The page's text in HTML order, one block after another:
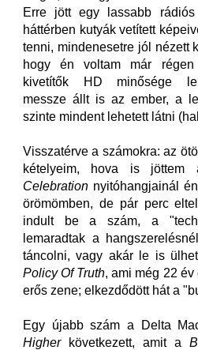
Erre jött egy lassabb
háttérben kutyák vetített
tenni, mindenesetre jól nézett
hogy én voltam már
kivetítők HD minősége
messze állt is az ember, a
szinte mindent lehetett látni
Visszatérve a számokra: az
kételyeim, hova is jöttem
Celebration nyitóhangjainál
örömömben, de pár perc
indult be a szám, a
lemaradtak a
táncolni, vagy akár le is
Policy Of Truth, ami még 22
erős zene; elkezdődött hát a
Egy újabb szám a Delta
Higherkövetkezett, amit a